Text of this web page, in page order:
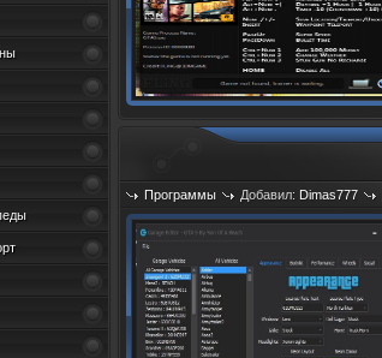
Программы Добавил: Dimas777